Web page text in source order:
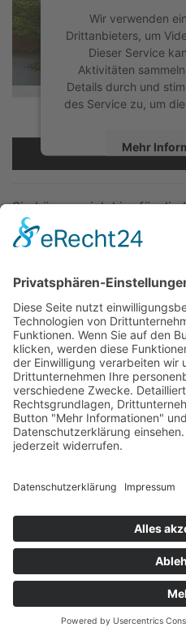
Wir verwenden
Drittanbieters, um
Dieser Service
Aktivitäten
Details durch und
des Service zu, um
Mehr
Management
Sie können sich hier für
wir können so mit Ihnen in
Kitas
Übersicht
Über uns
Struktur
Team
Suche nach
Für Eltern
Kita-Gespräche
Ausbildung
Presse
Copyright © 2023 |
Datenschutz